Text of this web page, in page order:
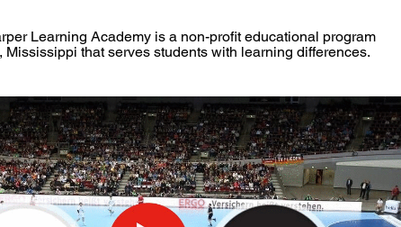
Learning Academy is a non-profit educational program
Mississippi that serves students with learning differences.